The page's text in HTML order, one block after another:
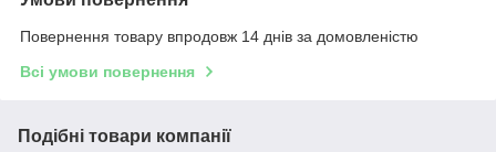
Повернення товару впродовж 14 днів за домовленістю
Всі умови повернення
Подібні товари компанії